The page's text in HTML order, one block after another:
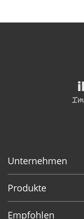
Unternehmen
Produkte
Empfohlen